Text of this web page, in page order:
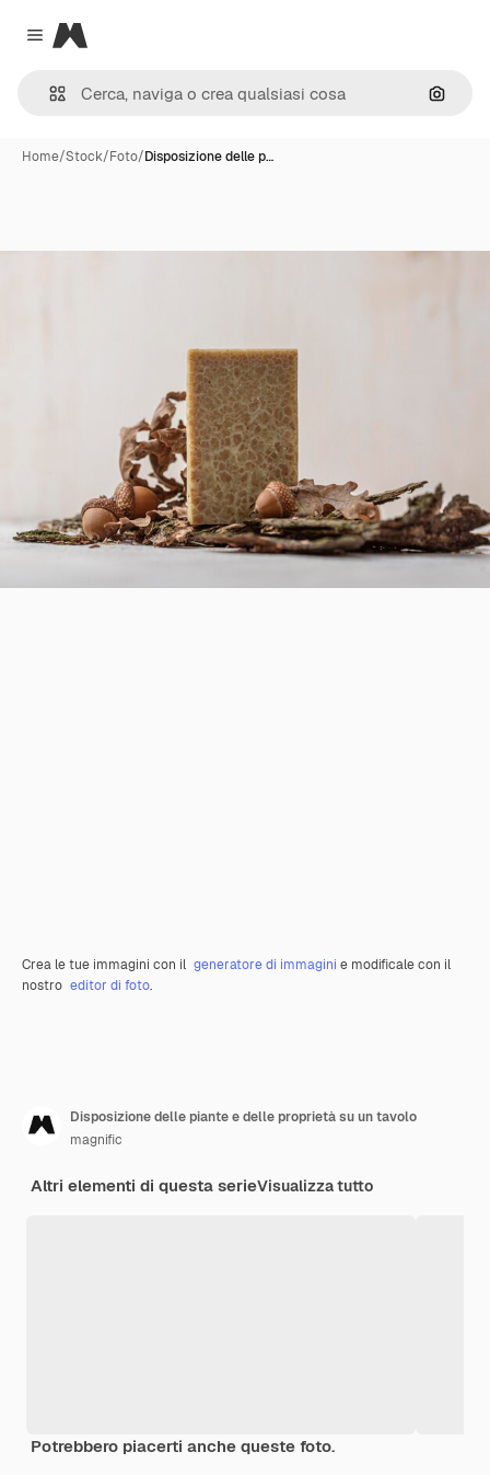
Close menu
Magnific
Cerca
Home/Stock/Foto/Disposizione delle p…
Crea le tue immagini con il generatore di immagini e modificale con il
nostro editor di foto.
Disposizione delle piante e delle proprietà su un tavolo
magnific
Altri elementi di questa serieVisualizza tutto
Potrebbero piacerti anche queste foto.